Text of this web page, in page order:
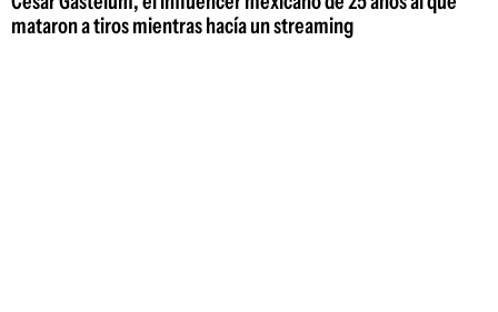
mataron a tiros mientras hacía un streaming